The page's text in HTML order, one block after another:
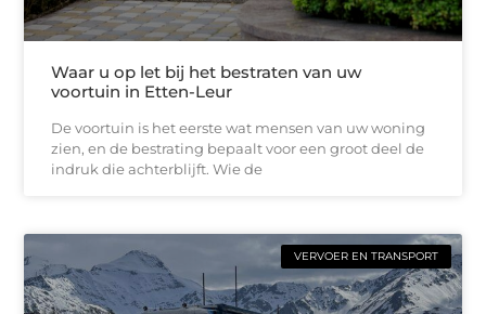
Waar u op let bij het bestraten van uw
voortuin in Etten-Leur
De voortuin is het eerste wat mensen van uw woning
zien, en de bestrating bepaalt voor een groot deel de
indruk die achterblijft. Wie de
VERVOER EN TRANSPORT